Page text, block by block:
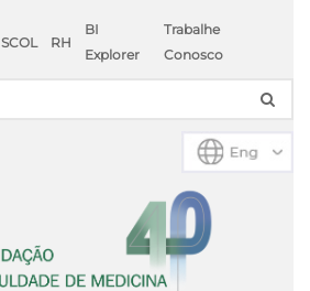
SCOL RH
BI
Explorer
Trabalhe
Conosco